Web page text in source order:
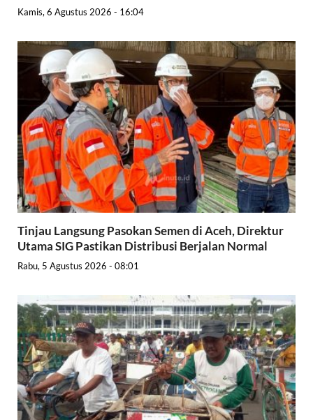
Kamis, 6 Agustus 2026 - 16:04
Tinjau Langsung Pasokan Semen di Aceh, Direktur
Utama SIG Pastikan Distribusi Berjalan Normal
Rabu, 5 Agustus 2026 - 08:01